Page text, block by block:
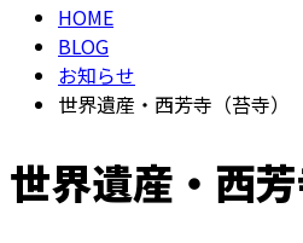
HOME
BLOG
お知らせ
世界遺産・西芳寺（苔寺）
世界遺産・西芳